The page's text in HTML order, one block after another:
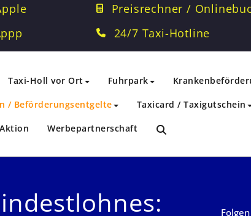
Preisrechner /
24/7 Taxi-Hotline
Taxi-Holl vor Ort Fuhrpark
/ Beförderungsentgelte Taxicard / Taxigutschein
Werbepartnerschaft